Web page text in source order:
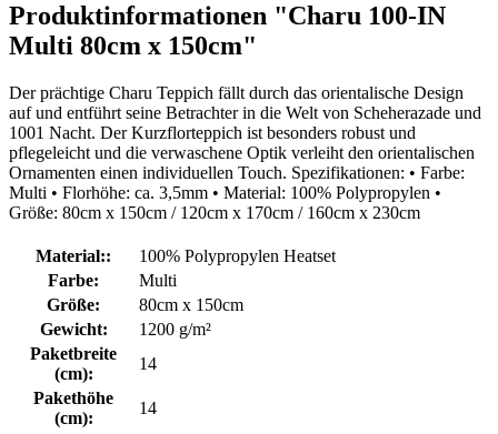
Produktinformationen "Charu 100-IN
Multi 80cm x 150cm"
Der prächtige Charu Teppich fällt durch das orientalische Design
auf und entführt seine Betrachter in die Welt von Scheherazade und
1001 Nacht. Der Kurzflorteppich ist besonders robust und
pflegeleicht und die verwaschene Optik verleiht den orientalischen
Ornamenten einen individuellen Touch. Spezifikationen: • Farbe:
Multi • Florhöhe: ca. 3,5mm • Material: 100% Polypropylen •
Größe: 80cm x 150cm / 120cm x 170cm / 160cm x 230cm
Material::
100% Polypropylen Heatset
Farbe:
Multi
Größe:
80cm x 150cm
Gewicht:
1200 g/m²
Paketbreite
(cm):
14
Pakethöhe
(cm):
14